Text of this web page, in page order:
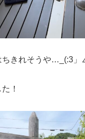
きれそうや…_(:3」
！